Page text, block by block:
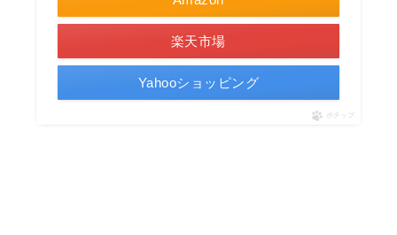
楽天市場
Yahooショッピング
ポチップ